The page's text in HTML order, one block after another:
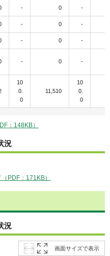
- 0 -
- 0 -
- 0 -
- 0 -
10
0.
0
11,510
10
0.
0
：148KB）
況
PDF：171KB）
況
画面サイズで表示